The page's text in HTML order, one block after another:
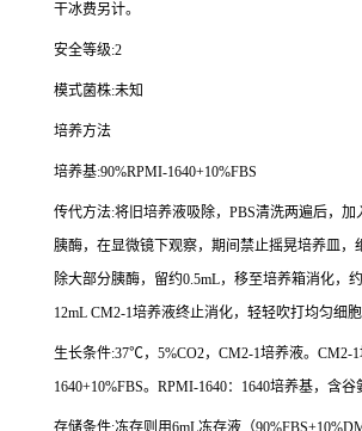
干冰费另计。
安全等级:2
模式菌株:未知
培养方法
培养基:90%RPMI-1640+10%FBS
传代方法:将旧培养液吸除， PBS清洗两遍后，加
胰酶，在显微镜下观察，期间禁止摇晃培养皿，
除大部分胰酶，留约0.5mL，移至培养箱消化，约
12mL CM2-1培养液终止消化，轻轻吹打均匀细
生长条件:37℃， 5%CO2， CM2-1培养液。 CM2-1
1640+10%FBS。 RPMI-1640： 1640培养基，含谷
存储条件:冻存则用6mL冻存液（